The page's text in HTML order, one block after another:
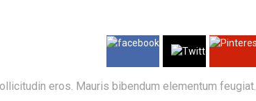
eros. Mauris bibendum elementum feugiat.